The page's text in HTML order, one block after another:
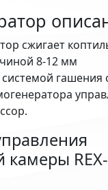
сжигает
8-12 мм
гашения
камеры